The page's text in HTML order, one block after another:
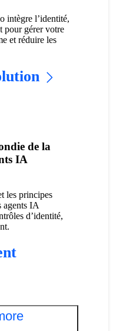
intègre l’identité,
pour gérer votre
et réduire les
de la
IA
les principes
agents IA
d’identité,